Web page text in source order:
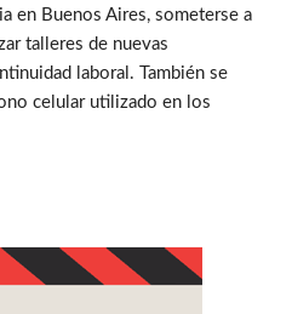
en Buenos Aires, someterse a
talleres de nuevas
laboral. También se
celular utilizado en los